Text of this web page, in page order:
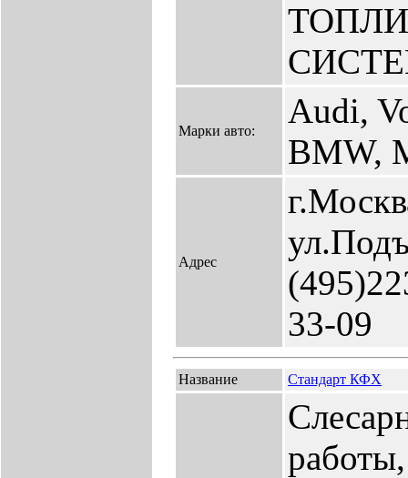
Марки авто:
Audi,
BMW,
Адрес
33-09
Название Стандарт КФХ